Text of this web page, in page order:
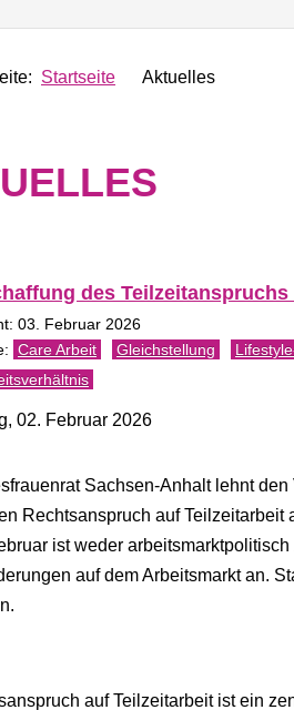
Startseite Aktuelles
des
03. Februar 2026
Care Arbeit Gleichstellung
02. Februar 2026
Sachsen-Anhalt lehnt
Rechtsanspruch auf
ist weder
auf dem Arbeitsmarkt an.
auf Teilzeitarbeit ist ein